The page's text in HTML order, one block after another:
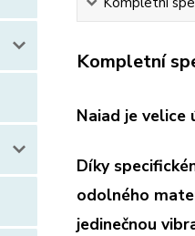
Kompletní
Naiad je velice
Díky
odolného
jedinečnou